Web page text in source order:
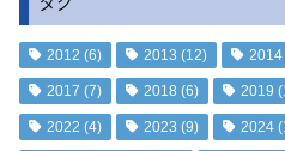
2012 (6) 2013 (12) 2014
2017 (7) 2018 (6) 2019
2022 (4) 2023 (9) 2024